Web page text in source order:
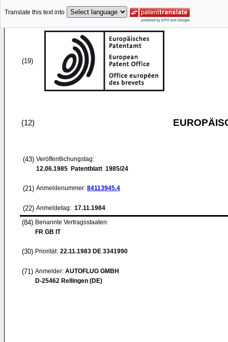
Translate this text into
(19)
(12)
(43) Veröffentlichungstag:
12.06.1985 Patentblatt 1985/24
(21) Anmeldenummer: 84113945.4
(22) Anmeldetag: 17.11.1984
(84) Benannte Vertragsstaaten:
FR GB IT
(30) Priorität: 22.11.1983 DE 3341990
(71) Anmelder: AUTOFLUG GMBH
D-25462 Rellingen (DE)